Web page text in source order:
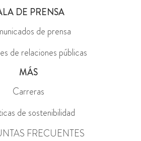
DE PRENSA
de prensa
de relaciones públicas
MÁS
Carreras
de sostenibilidad
FRECUENTES